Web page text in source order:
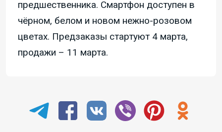
предшественника. Смартфон доступен в
чёрном, белом и новом нежно-розовом
цветах. Предзаказы стартуют 4 марта,
продажи – 11 марта.